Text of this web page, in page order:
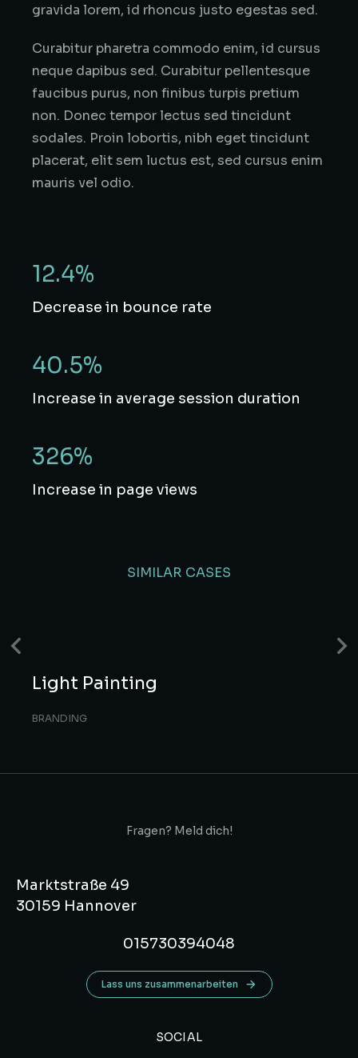
gravida lorem, id rhoncus justo egestas sed.
Curabitur pharetra commodo enim, id cursus
neque dapibus sed. Curabitur pellentesque
faucibus purus, non finibus turpis pretium
non. Donec tempor lectus sed tincidunt
sodales. Proin lobortis, nibh eget tincidunt
placerat, elit sem luctus est, sed cursus enim
mauris vel odio.
12.4%
Decrease in bounce rate
40.5%
Increase in average session duration
326%
Increase in page views
SIMILAR CASES
Light Painting
BRANDING
Fragen? Meld dich!
Marktstraße 49
30159 Hannover
015730394048
Lass uns zusammenarbeiten
SOCIAL